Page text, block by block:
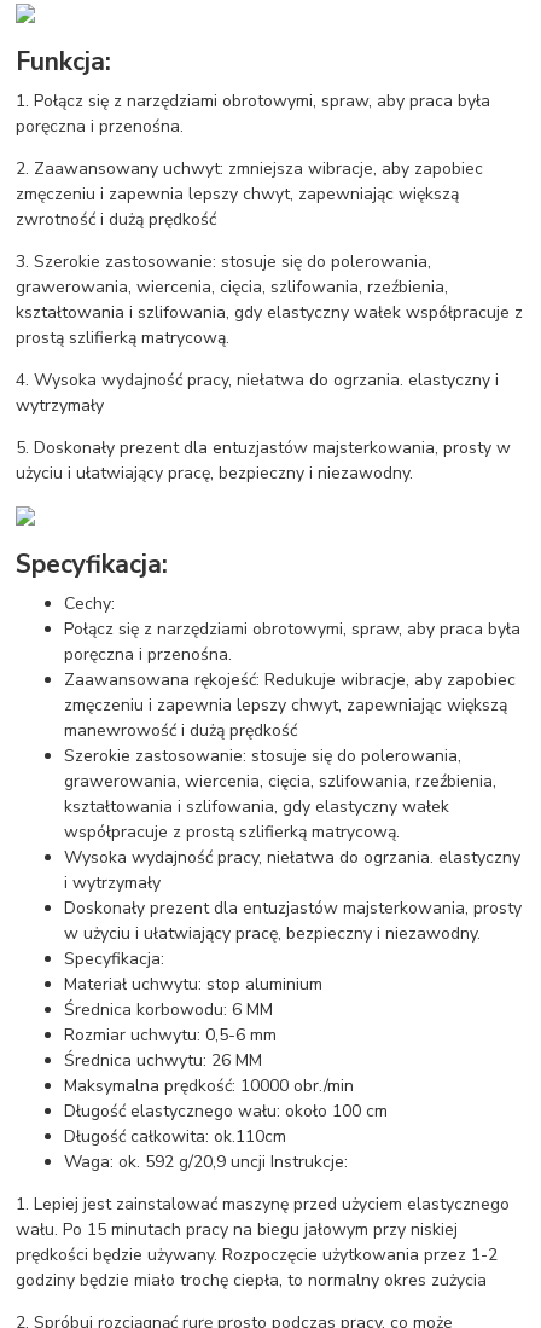
Funkcja:
1. Połącz się z narzędziami obrotowymi, spraw, aby praca była
poręczna i przenośna.
2. Zaawansowany uchwyt: zmniejsza wibracje, aby zapobiec
zmęczeniu i zapewnia lepszy chwyt, zapewniając większą
zwrotność i dużą prędkość
3. Szerokie zastosowanie: stosuje się do polerowania,
grawerowania, wiercenia, cięcia, szlifowania, rzeźbienia,
kształtowania i szlifowania, gdy elastyczny wałek współpracuje z
prostą szlifierką matrycową.
4. Wysoka wydajność pracy, niełatwa do ogrzania. elastyczny i
wytrzymały
5. Doskonały prezent dla entuzjastów majsterkowania, prosty w
użyciu i ułatwiający pracę, bezpieczny i niezawodny.
Specyfikacja:
Cechy:
Połącz się z narzędziami obrotowymi, spraw, aby praca była
poręczna i przenośna.
Zaawansowana rękojeść: Redukuje wibracje, aby zapobiec
zmęczeniu i zapewnia lepszy chwyt, zapewniając większą
manewrowość i dużą prędkość
Szerokie zastosowanie: stosuje się do polerowania,
grawerowania, wiercenia, cięcia, szlifowania, rzeźbienia,
kształtowania i szlifowania, gdy elastyczny wałek
współpracuje z prostą szlifierką matrycową.
Wysoka wydajność pracy, niełatwa do ogrzania. elastyczny
i wytrzymały
Doskonały prezent dla entuzjastów majsterkowania, prosty
w użyciu i ułatwiający pracę, bezpieczny i niezawodny.
Specyfikacja:
Materiał uchwytu: stop aluminium
Średnica korbowodu: 6 MM
Rozmiar uchwytu: 0,5-6 mm
Średnica uchwytu: 26 MM
Maksymalna prędkość: 10000 obr./min
Długość elastycznego wału: około 100 cm
Długość całkowita: ok.110cm
Waga: ok. 592 g/20,9 uncji Instrukcje:
1. Lepiej jest zainstalować maszynę przed użyciem elastycznego
wału. Po 15 minutach pracy na biegu jałowym przy niskiej
prędkości będzie używany. Rozpoczęcie użytkowania przez 1-2
godziny będzie miało trochę ciepła, to normalny okres zużycia
2. Spróbuj rozciągnąć rurę prosto podczas pracy, co może